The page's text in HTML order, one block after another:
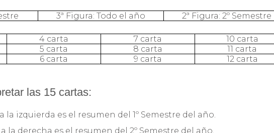
3ª Figura: Todo el año 2ª Figura: 2º Semestre
4 carta 7 carta
10 carta
5 carta 8 carta
11 carta
6 carta 9 carta 12 carta
las 15 cartas:
la izquierda es el resumen del 1º Semestre del año.
la derecha es el resumen del 2º Semestre del año.